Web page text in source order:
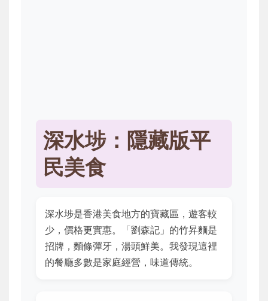
深水埗：隱藏版平
民美食
深水埗是香港美食地方的寶藏區，遊客較
少，價格更實惠。「劉森記」的竹昇麵是
招牌，麵條彈牙，湯頭鮮美。我發現這裡
的餐廳多數是家庭經營，味道傳統。